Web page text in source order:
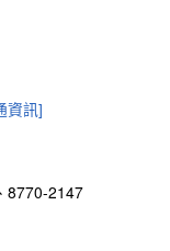
資訊]
8770-2147